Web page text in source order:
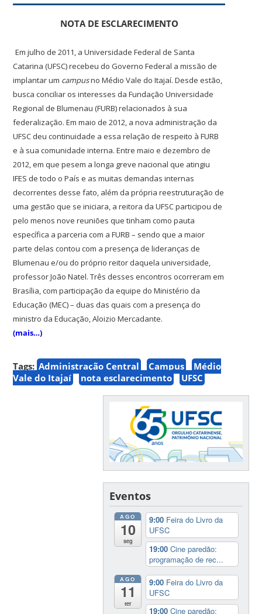
NOTA DE ESCLARECIMENTO
Em julho de 2011, a Universidade Federal de Santa
Catarina (UFSC) recebeu do Governo Federal a missão de
implantar um campusno Médio Vale do Itajaí. Desde estão,
busca conciliar os interesses da Fundação Universidade
Regional de Blumenau (FURB) relacionados à sua
federalização. Em maio de 2012, a nova administração da
UFSC deu continuidade a essa relação de respeito à FURB
e à sua comunidade interna. Entre maio e dezembro de
2012, em que pesem a longa greve nacional que atingiu
IFES de todo o País e as muitas demandas internas
decorrentes desse fato, além da própria reestruturação de
uma gestão que se iniciara, a reitora da UFSC participou de
pelo menos nove reuniões que tinham como pauta
específica a parceria com a FURB – sendo que a maior
parte delas contou com a presença de lideranças de
Blumenau e/ou do próprio reitor daquela universidade,
professor João Natel. Três desses encontros ocorreram em
Brasília, com participação da equipe do Ministério da
Educação (MEC) – duas das quais com a presença do
ministro da Educação, Aloizio Mercadante.
(mais…)
Tags: Administração Central Campus
Médio
Vale do Itajaí
nota esclarecimento UFSC
Eventos
AGO
10
seg
9:00 Feira do Livro da
UFSC
19:00Cine paredão:
programação de rec...
AGO
11
ter
9:00 Feira do Livro da
UFSC
19:00Cine paredão: